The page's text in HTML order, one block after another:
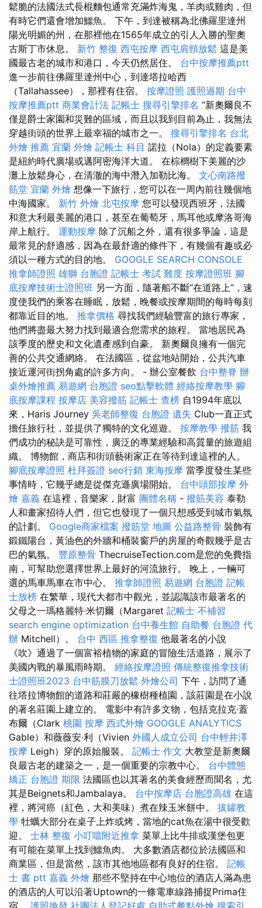
鬆脆的法國法式長棍麵包通常充滿炸海鬼，羊肉或雞肉，但
有時它們還會增加鱷魚。 下午，到達被稱為北佛羅里達州
陽光明媚的州，在那裡他在1565年成立的引人入勝的聖奧
古斯丁市休息。 新竹 整復 西屯按摩 西屯肩頸放鬆 這是美
國最古老的城市和港口，今天仍然居住。 台中按摩推薦ptt
進一步前往佛羅里達州中心，到達塔拉哈西
（Tallahassee），那裡有住宿。 按摩證照 護照過期 台中
按摩推薦ptt 商業會計法 記帳士 搜尋引擎排名 “新奧爾良不
僅是爵士家園和災難的區域，而且以我到目前為止，我無法
穿越街頭的世界上最幸福的城市之一。 搜尋引擎排名 台北
外燴 推薦 宜蘭 外燴 記帳士 科目 諾拉（Nola）的定義要素
是紐約時代廣場或邁阿密海洋大道。 在棕櫚樹下美麗的沙
灘上放鬆身心，在清澈的海中潛入加勒比海。 文心南路撥
筋堂 宜蘭 外燴 想像一下旅行，您可以在一周內前往幾個地
中海國家。 新竹 外燴 北屯按摩 您可以發現西班牙，法國
和意大利最美麗的港口，甚至在葡萄牙，馬耳他或摩洛哥海
岸上航行。 運動按摩 除了沉船之外，還有很多爭論，這是
最常見的舒適感，因為在最舒適的條件下，有幾個有趣或必
須以一種方式的目的地。 GOOGLE SEARCH CONSOLE
推拿師證照 雄獅 台胞證 記帳士 考試 難度 按摩證照班 腳
底按摩技術士證照班 另一方面，隨著船不斷“在道路上”，速
度使我們的乘客在睡眠，放鬆，晚餐或按摩期間的每時每刻
都靠近目的地。 推拿價格 尋找我們經驗豐富的旅行專家，
他們將盡最大努力找到最適合您需求的旅程。 當地居民為
該季度的歷史和文化遺產感到自豪。 新奧爾良擁有一個完
善的公共交通網絡。 在法國區，從盆地站開始，公共汽車
接近運河街拐角處的許多方向。 - 辦公室餐飲 台中整脊 辦
桌外燴推薦 易遊網 台胞證 seo點擊軟體 經絡按摩教學 腳
底按摩課程 按摩店 美容撥筋 記帳士 查榜 自1994年底以
來，Haris Journey 吳老師整復 台胞證 遺失 Club一直正式
擔任旅行社，並提供了獨特的文化巡遊。 按摩教學 撥筋 我
們成功的秘訣是可靠性，廣泛的專業經驗和高質量的旅遊組
織。 博物館，商店和街頭藝術家正在等待到達這裡的人。
腳底按摩證照 杜拜簽證 seo行銷 東海按摩 當季度發生某些
事情時，它幾乎總是從傑克遜廣場開始。 台中頭部按摩 外
燴 嘉義 在這裡，音樂家，財富 團體名稱 - 撥筋美容 泰勒
人和畫家招待人們，但它也發現了一個只想感受到城市氣氛
的計劃。 Google商家檔案 撥筋堂 地圖 公益路整骨 裝飾有
鍛鐵陽台，黃油色的外牆和桶裝窗戶的房屋的奇觀幾乎是古
巴的氣氛。 豐原整骨 ThecruiseTection.com是您的免費指
南，可幫助您選擇世界上最好的河流旅行。 晚上，一輛可
選的馬車馬車在市中心。 推拿師證照 易遊網 台胞證 記帳
士放榜 在繁華，現代大都市中觀光，並認識該市最著名的
父母之一瑪格麗特·米切爾（Margaret 記帳士 不補習
search engine optimization 台中養生館 自助餐 台胞證 代
辦 Mitchell）。 台中 西區 推拿整復 他最著名的小說
《吹》通過了一個富裕植物的家庭的冒險生活道路，展示了
美國內戰的暴風雨時期。 經絡按摩證照 傳統整復推拿技術
士證照班2023 台中筋膜刀放鬆 外燴公司 下午，訪問了通
往塔拉博物館的道路和莊嚴的橡樹種植園，該莊園是在小說
的著名莊園上建立的。 電影中有許多文物，包括克拉克·蓋
布爾（Clark 桃園 按摩 西式外燴 GOOGLE ANALYTICS
Gable）和薇薇安·利（Vivien 外國人成立公司 台中輕井澤
按摩 Leigh）穿的原始服裝。 記帳士 作文 大教堂是新奧爾
良最古老的建築之一，是一個重要的宗教中心。 台中體態
矯正 台胞證 期限 法國區也以其著名的美食經歷而聞名，尤
其是Beignets和Jambalaya。 台中按摩店 台胞證高雄 在這
裡，將河癌（紅色，大和美味）煮在辣玉米餅中。 拔罐教
學 牡蠣大部分在桌子上炸或烤，當地的cat魚在湯中很受歡
迎。 士林 整復 小叮噹附近推拿 菜單上比牛排或漢堡包更
有可能在菜單上找到鱷魚肉。 大多數酒店都位於法國區和
商業區，但是當然，該市其他地區都有良好的住宿。 記帳
士 書 ptt 嘉義 外燴 那些不堅持在中心地位的酒店人滿為患
的酒店的人可以沿著Uptown的一條電車線路捕捉Prima住
宿。 護照換發 社團法人登記好處 自助式餐點外燴 搜索引